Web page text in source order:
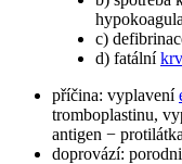
c)
d) fatální
příčina: vyplavení
tromboplastinu,
antigen − protilátka
doprovází: